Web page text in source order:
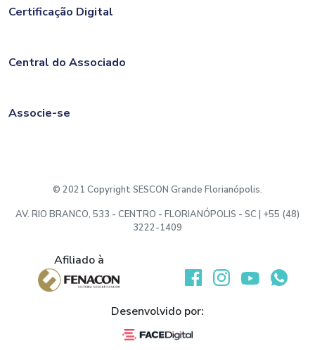
Certificação Digital
Central do Associado
Associe-se
© 2021 Copyright SESCON Grande Florianópolis.
AV. RIO BRANCO, 533 - CENTRO - FLORIANÓPOLIS - SC | +55 (48)
3222-1409
Afiliado à
Desenvolvido por: